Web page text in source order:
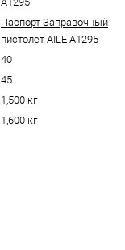
Паспорт Заправочный
пистолет AILE A1295
40
45
1,500 кг
1,600 кг